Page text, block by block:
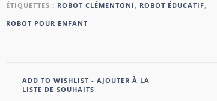
ÉTIQUETTES : ROBOT CLÉMENTONI , ROBOT ÉDUCATIF,
ROBOT POUR ENFANT
ADD TO WISHLIST - AJOUTER À LA
LISTE DE SOUHAITS